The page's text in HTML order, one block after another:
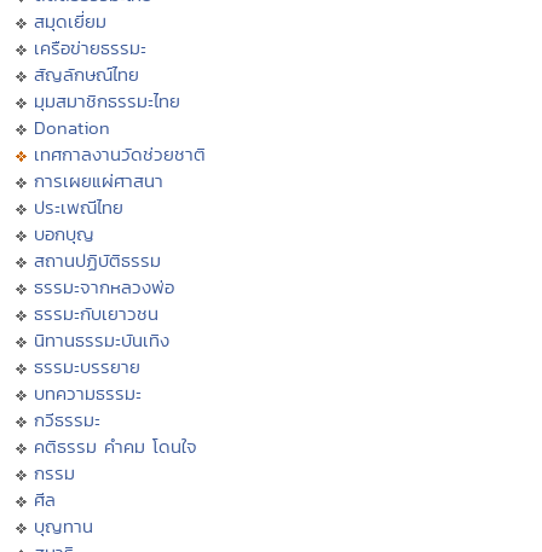
สมุดเยี่ยม
เครือข่ายธรรมะ
สัญลักษณ์ไทย
มุมสมาชิกธรรมะไทย
Donation
เทศกาลงานวัดช่วยชาติ
การเผยแผ่ศาสนา
ประเพณีไทย
บอกบุญ
สถานปฏิบัติธรรม
ธรรมะจากหลวงพ่อ
ธรรมะกับเยาวชน
นิทานธรรมะบันเทิง
ธรรมะบรรยาย
บทความธรรมะ
กวีธรรมะ
คติธรรม คำคม โดนใจ
กรรม
ศีล
บุญทาน